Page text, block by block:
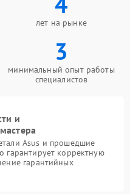
лет на рынке
3
минимальный опыт работы
специалистов
и
Asus и прошедшие
гарантирует корректную
гарантийных